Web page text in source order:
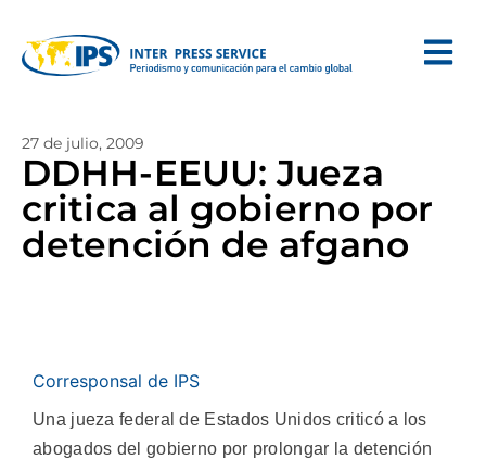
27 de julio, 2009
DDHH-EEUU: Jueza
critica al gobierno por
detención de afgano
Corresponsal de IPS
Una jueza federal de Estados Unidos criticó a los
abogados del gobierno por prolongar la detención